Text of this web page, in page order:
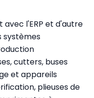
avec l'ERP et d'autre
systèmes
cutters, buses
et appareils
plieuses de